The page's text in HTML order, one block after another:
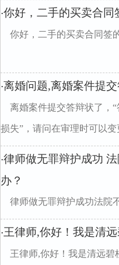
·你好，二手的买卖合同
你好，二手的买卖合同签
·离婚问题,离婚案件提交
离婚案件提交答辩状了，
损失”，请问在审理时可以
·律师做无罪辩护成功
办？
律师做无罪辩护成功法院
·王律师,你好！我是清
王律师,你好！我是清远碧